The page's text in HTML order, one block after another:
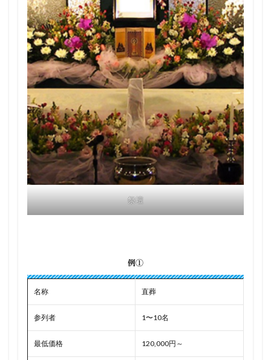
祭壇
例①
名称 直葬
参列者 1〜10名
最低価格 120,000円～